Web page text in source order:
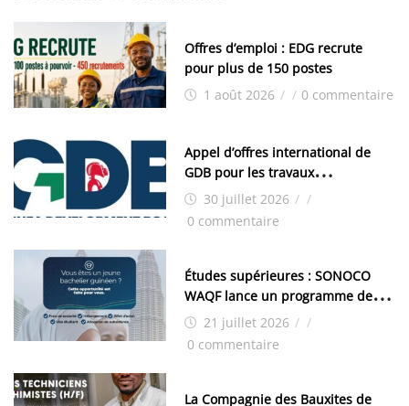
Offres d’emploi : EDG recrute
pour plus de 150 postes
1 août 2026 / / 0 commentaire
Appel d’offres international de
GDB pour les travaux
d’aménagement de la zone
industrielle de FANDJE (PAZIF)
30 juillet 2026 / /
0 commentaire
Études supérieures : SONOCO
WAQF lance un programme de
bourses pour la Malaisie
21 juillet 2026 / /
0 commentaire
La Compagnie des Bauxites de